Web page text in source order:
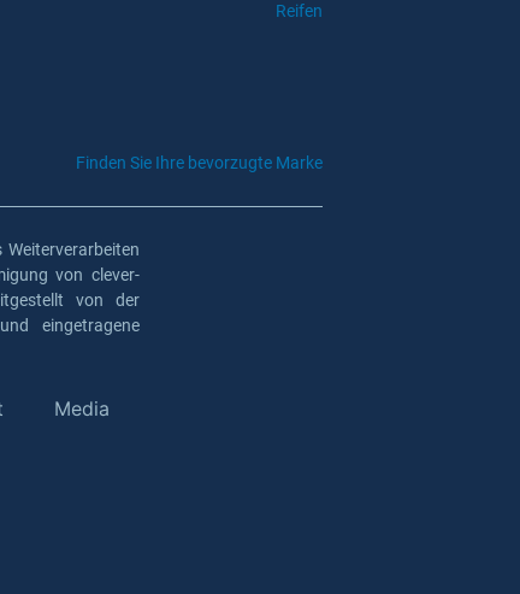
Reifen
Finden Sie Ihre bevorzugte Marke
von clever-
von der
eingetragene
Media